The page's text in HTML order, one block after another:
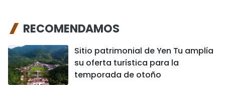
RECOMENDAMOS
Sitio patrimonial de Yen Tu amplía
su oferta turística para la
temporada de otoño